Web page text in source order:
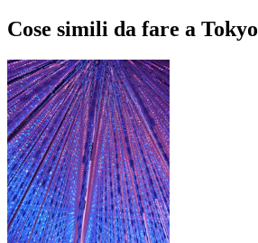
Cose simili da fare a Tokyo